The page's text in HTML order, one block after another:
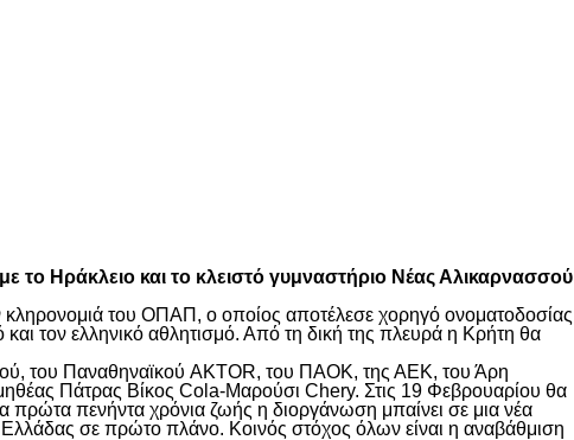
το Ηράκλειο και το κλειστό γυμναστήριο Νέας Αλικαρνασσού
κληρονομιά του ΟΠΑΠ, ο οποίος αποτέλεσε χορηγό ονοματοδοσίας
τον ελληνικό αθλητισμό. Από τη δική της πλευρά η Κρήτη θα
του Παναθηναϊκού AKTOR, του ΠΑΟΚ, της ΑΕΚ, του Άρη
Πάτρας Βίκος Cola-Μαρούσι Chery. Στις 19 Φεβρουαρίου θα
πρώτα πενήντα χρόνια ζωής η διοργάνωση μπαίνει σε μια νέα
σε πρώτο πλάνο. Κοινός στόχος όλων είναι η αναβάθμιση